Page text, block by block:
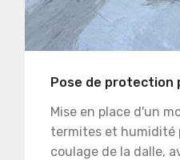
Pose de protection
Mise en place d'un
termites et humidité
coulage de la dalle,